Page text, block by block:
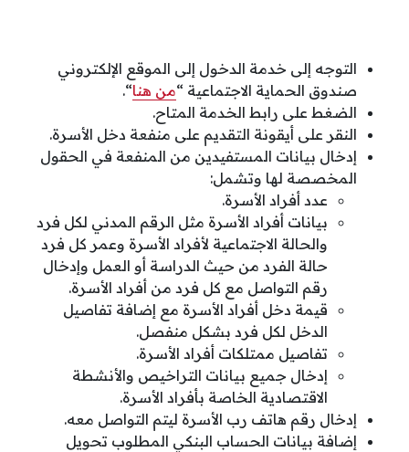
التوجه إلى خدمة الدخول إلى الموقع الإلكتروني
صندوق الحماية الاجتماعية “من هنا“.
الضغط على رابط الخدمة المتاح.
النقر على أيقونة التقديم على منفعة دخل الأسرة.
إدخال بيانات المستفيدين من المنفعة في الحقول
المخصصة لها وتشمل:
عدد أفراد الأسرة.
بيانات أفراد الأسرة مثل الرقم المدني لكل فرد
والحالة الاجتماعية لأفراد الأسرة وعمر كل فرد
حالة الفرد من حيث الدراسة أو العمل وإدخال
رقم التواصل مع كل فرد من أفراد الأسرة.
قيمة دخل أفراد الأسرة مع إضافة تفاصيل
الدخل لكل فرد بشكل منفصل.
تفاصيل ممتلكات أفراد الأسرة.
إدخال جميع بيانات التراخيص والأنشطة
الاقتصادية الخاصة بأفراد الأسرة.
إدخال رقم هاتف رب الأسرة ليتم التواصل معه.
إضافة بيانات الحساب البنكي المطلوب تحويل